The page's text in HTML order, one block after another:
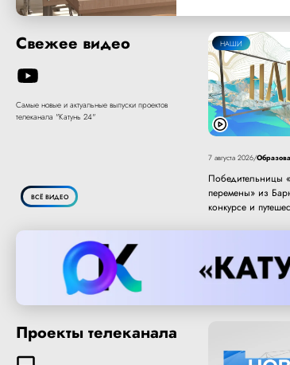
Свежее видео
Самые новые и актуальные выпуски проектов
телеканала "Катунь 24"
ВСЁ ВИДЕО
НАШИ
7 августа 2026/
Победительницы
перемены» из
конкурсе и
Проекты телеканала